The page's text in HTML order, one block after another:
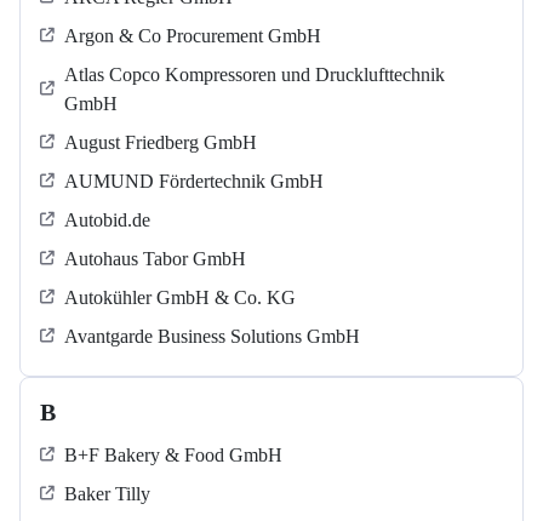
Argon & Co Procurement GmbH
Atlas Copco Kompressoren und Drucklufttechnik
GmbH
August Friedberg GmbH
AUMUND Fördertechnik GmbH
Autobid.de
Autohaus Tabor GmbH
Autokühler GmbH & Co. KG
Avantgarde Business Solutions GmbH
B
B+F Bakery & Food GmbH
Baker Tilly